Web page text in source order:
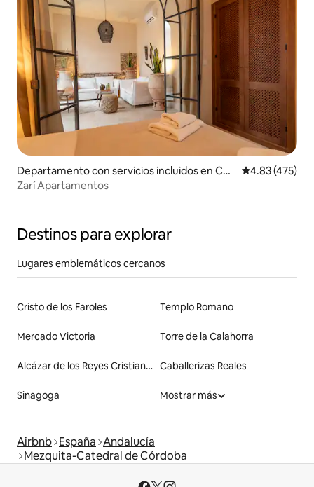
Departamento con servicios incluidos en Cór
doba
Calificación
4.83 (475)
Zarí Apartamentos
Destinos para explorar
Lugares emblemáticos cercanos
Cristo de los Faroles Templo Romano
Mercado Victoria Torre de la Calahorra
Alcázar de los Reyes Cristianos Caballerizas Reales
Sinagoga Mostrar más
Airbnb España Andalucía
Mezquita-Catedral de Córdoba